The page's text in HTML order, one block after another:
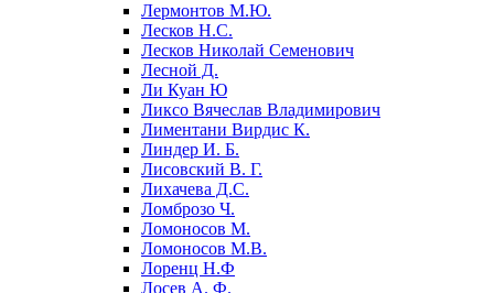
Лермонтов М.Ю.
Лесков Н.С.
Лесков Николай Семенович
Лесной Д.
Ли Куан Ю
Ликсо Вячеслав Владимирович
Лиментани Вирдис К.
Линдер И. Б.
Лисовский В. Г.
Лихачева Д.С.
Ломброзо Ч.
Ломоносов М.
Ломоносов М.В.
Лоренц Н.Ф
Лосев А. Ф.